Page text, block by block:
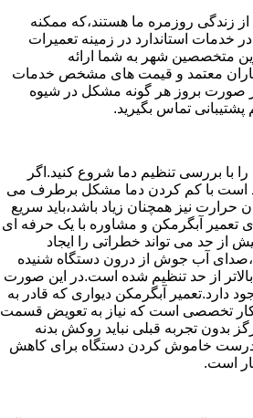
زندگی روزمره ما هستند،که ممکنه
استاندارد در زمینه تعمیرات
متخصصین شهر به شما ارائه
معتمد و قیمت های مشخص خدمات
صورت بروز هر گونه مشکل در شیوه
پشتیبانی تماس بگیرید.
با بررسی تنظیم دما شروع کنید.اگر
است با کم کردن دما مشکل برطرف می
حرارت نیز همچنان زیاد باشد،باید سریع
تعمیر آبگرمکن و مشاوره با یک حرفه ای
از حد می تواند خطراتی را ایجاد
آب جوش از درون دستگاه شنیده
از حد تنظیم شده است.در این صورت
دارد.تعمیر آبگرمکن دیواری که قادر به
تخصصی است که نیاز به تعویض قسمت
بدون تجربه قبلی نباید روکش بدنه
درست خاموش کردن دستگاه برای کاهش
است.